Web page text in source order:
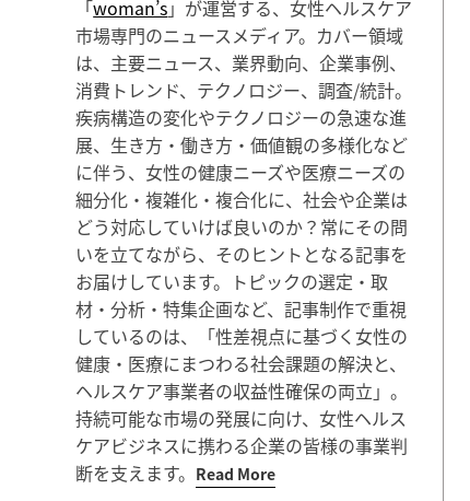
「woman’s」が運営する、女性ヘルスケア
市場専門のニュースメディア。カバー領域
は、主要ニュース、業界動向、企業事例、
消費トレンド、テクノロジー、調査/統計。
疾病構造の変化やテクノロジーの急速な進
展、生き方・働き方・価値観の多様化など
に伴う、女性の健康ニーズや医療ニーズの
細分化・複雑化・複合化に、社会や企業は
どう対応していけば良いのか？常にその問
いを立てながら、そのヒントとなる記事を
お届けしています。トピックの選定・取
材・分析・特集企画など、記事制作で重視
しているのは、「性差視点に基づく女性の
健康・医療にまつわる社会課題の解決と、
ヘルスケア事業者の収益性確保の両立」。
持続可能な市場の発展に向け、女性ヘルス
ケアビジネスに携わる企業の皆様の事業判
断を支えます。 Read More